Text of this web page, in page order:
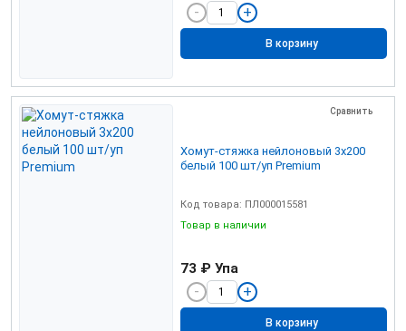
В корзину
Сравнить
Хомут-стяжка нейлоновый 3х200
белый 100 шт/уп Premium
Код товара: ПЛ000015581
Товар в наличии
73 ₽ Упа
В корзину